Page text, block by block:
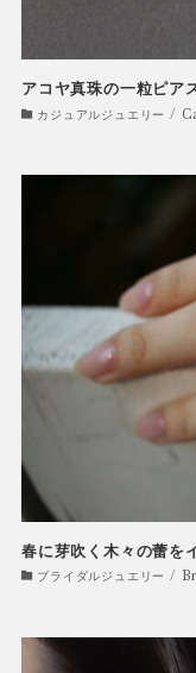
アコヤ真珠の一粒ピア
カジュアルジュエリー /
春に芽吹く木々の蕾を
ブライダルジュエリー /